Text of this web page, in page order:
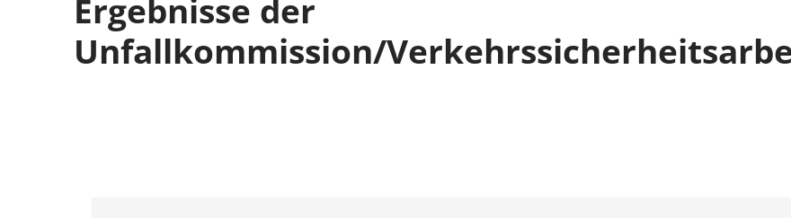
Ergebnisse der
Unfallkommission/